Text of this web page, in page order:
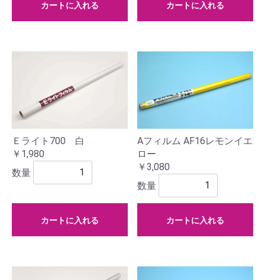
カートに入れる カートに入れる
Ｅライト700 白
￥1,980
数量
カートに入れる
Aフィルム AF16レモンイエ
ロー
￥3,080
数量
カートに入れる